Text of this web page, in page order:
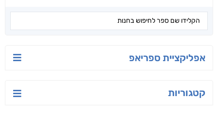
אפליקציית ספריאפ
קטגוריות